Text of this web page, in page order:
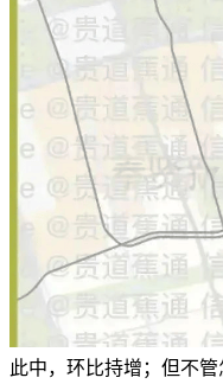
此中，环比持增；但不